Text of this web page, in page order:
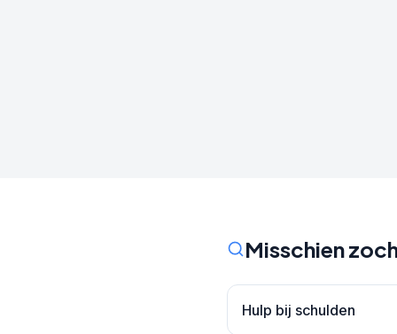
Misschien
Hulp bij schulden